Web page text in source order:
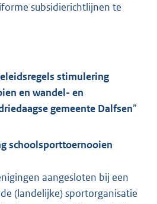
subsidierichtlijnen te
s stimulering
en wandel- en
gemeente Dalfsen”
schoolsporttoernooien
aangesloten bij een
(landelijke) sportorganisatie